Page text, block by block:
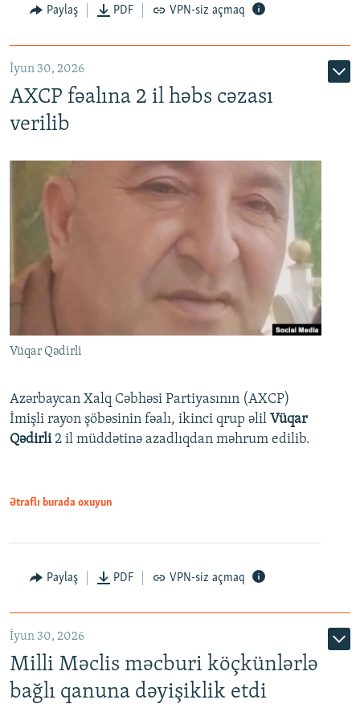
Paylaş PDF VPN-siz açmaq
İyun 30, 2026
AXCP fəalına 2 il həbs cəzası
verilib
Vüqar Qədirli
Azərbaycan Xalq Cəbhəsi Partiyasının (AXCP)
İmişli rayon şöbəsinin fəalı, ikinci qrup əlil Vüqar
Qədirli2 il müddətinə azadlıqdan məhrum edilib.
Ətraflı burada oxuyun
Paylaş PDF VPN-siz açmaq
İyun 30, 2026
Milli Məclis məcburi köçkünlərlə
bağlı qanuna dəyişiklik etdi